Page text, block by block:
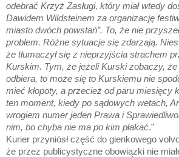
odebrać Krzyż Zasługi, który miał wtedy
Dawidem Wildsteinem za organizację
miasto dwóch powstań”. To, że nie
problem. Różne sytuacje się zdarzają.
że tłumaczył się z nieprzyjścia strachem
Kurskim. Tym, że jeżeli Kurski zobaczy,
odbiera, to może się to Kurskiemu nie
mieć kłopoty, a przecież od paru miesięcy
ten moment, kiedy po sądowych wetach,
wrogiem numer jeden Prawa i
nim, bo chyba nie ma po kim płakać.”
Kurier przyniósł część do gienkowego
że przez publicystyczne obowiązki nie